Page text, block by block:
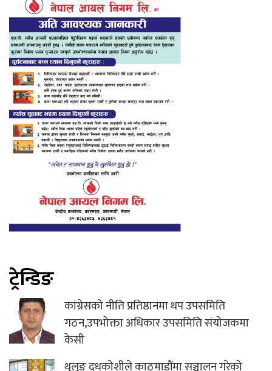
ट्रेन्डिङ
कांग्रेसको नीति प्रतिष्ठानमा थप उपसमिति
गठन,उपभोक्ता अधिकार उपसमिति संयोजकमा
केसी